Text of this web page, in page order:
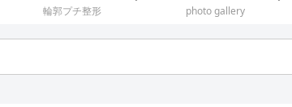
輪郭プチ整形
photo gallery